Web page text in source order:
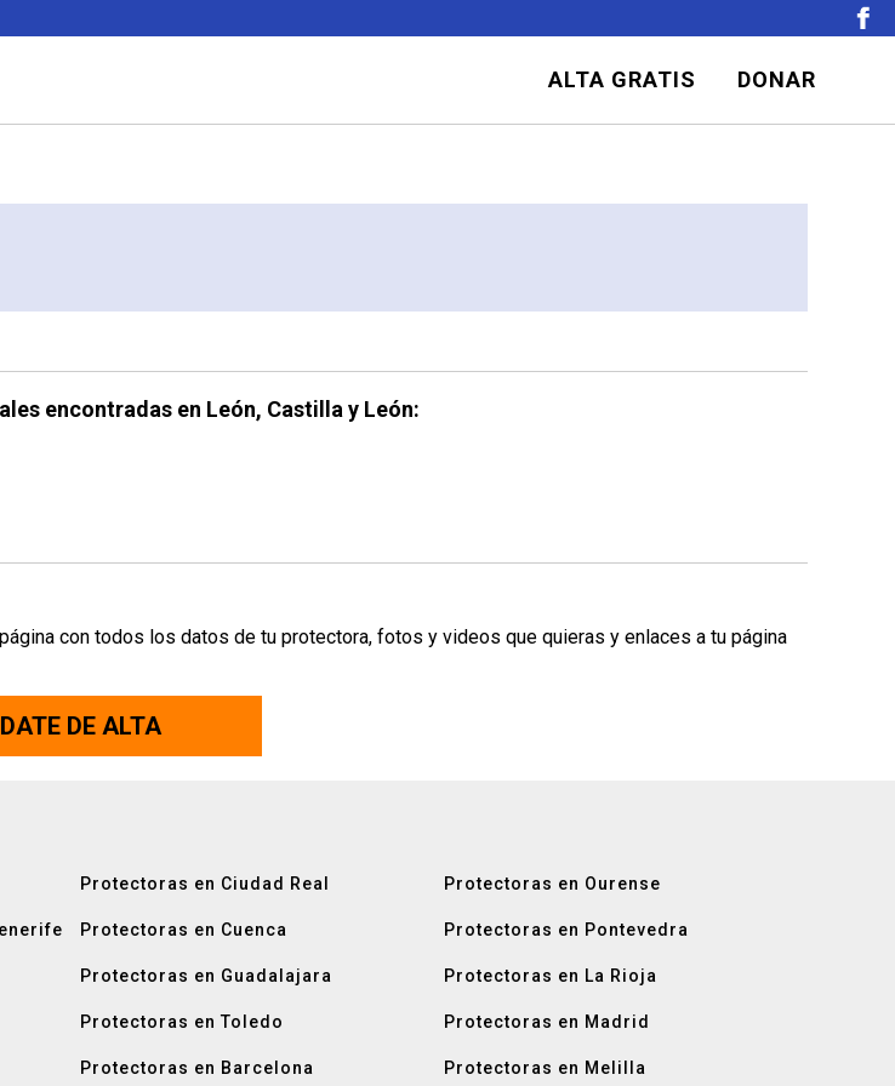
ALTA GRATIS DONAR
encontradas en León, Castilla y León:
con todos los datos de tu protectora, fotos y videos que quieras y enlaces a tu página
DATE DE ALTA
Protectoras en Ciudad Real
Protectoras en Cuenca
Protectoras en Guadalajara
Protectoras en Toledo
Protectoras en Barcelona
Protectoras en Ourense
Protectoras en Pontevedra
Protectoras en La Rioja
Protectoras en Madrid
Protectoras en Melilla